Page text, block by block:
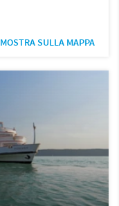
MOSTRA SULLA MAPPA